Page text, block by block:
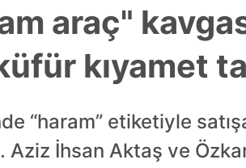
araç"
kıyamet
“haram” etiketiyle
İhsan Aktaş ve Özkan